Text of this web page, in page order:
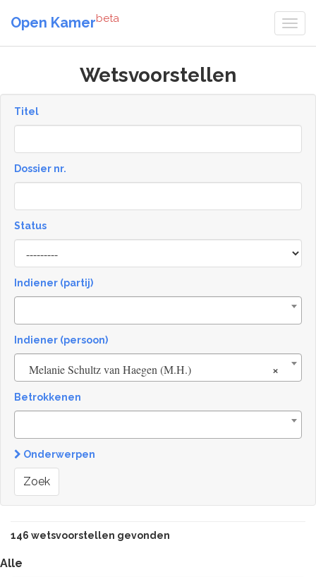
Open Kamerbeta
Wetsvoorstellen
Titel
Dossier nr.
Status
Status
Indiener (partij)
Indiener (persoon)
×
Melanie Schultz van Haegen (M.H.)
Betrokkenen
Onderwerpen
Zoek
146 wetsvoorstellen gevonden
Alle